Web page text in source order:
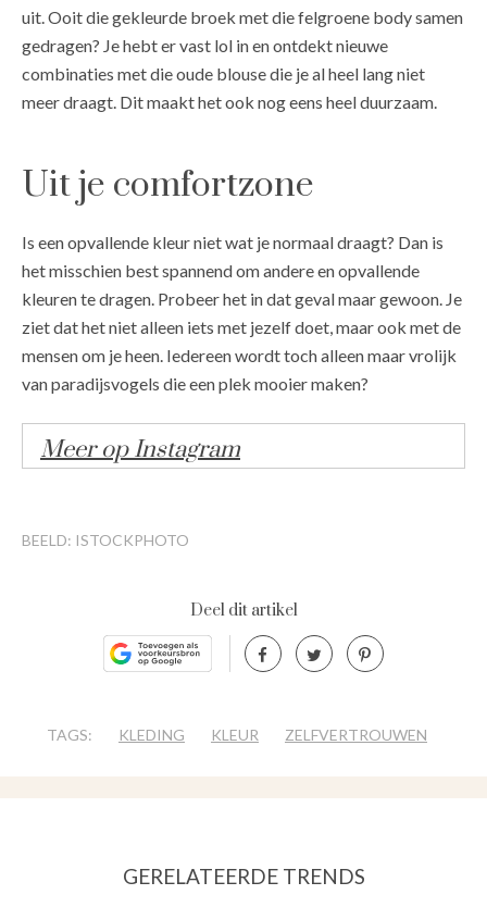
uit. Ooit die gekleurde broek met die felgroene body samen
gedragen? Je hebt er vast lol in en ontdekt nieuwe
combinaties met die oude blouse die je al heel lang niet
meer draagt. Dit maakt het ook nog eens heel duurzaam.
Uit je comfortzone
Is een opvallende kleur niet wat je normaal draagt? Dan is
het misschien best spannend om andere en opvallende
kleuren te dragen. Probeer het in dat geval maar gewoon. Je
ziet dat het niet alleen iets met jezelf doet, maar ook met de
mensen om je heen. Iedereen wordt toch alleen maar vrolijk
van paradijsvogels die een plek mooier maken?
Meer op Instagram
BEELD: ISTOCKPHOTO
Deel dit artikel
TAGS: KLEDING KLEUR ZELFVERTROUWEN
GERELATEERDE TRENDS